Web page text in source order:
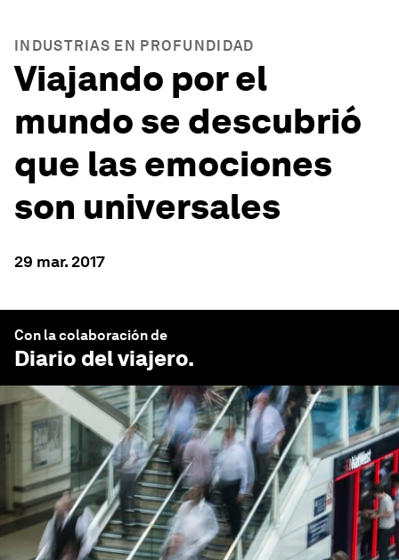
INDUSTRIAS EN PROFUNDIDAD
Viajando por el
mundo se descubrió
que las emociones
son universales
29 mar. 2017
Con la colaboración de
Diario del viajero.